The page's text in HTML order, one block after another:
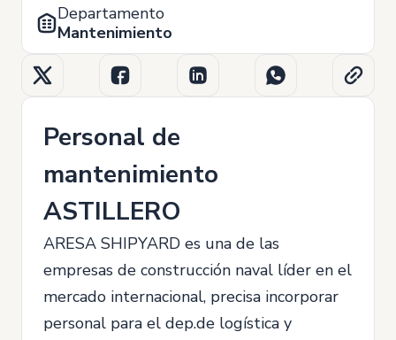
Departamento
Mantenimiento
Personal de
mantenimiento
ASTILLERO
ARESA SHIPYARD es una de las
empresas de construcción naval líder en el
mercado internacional, precisa incorporar
personal para el dep.de logística y